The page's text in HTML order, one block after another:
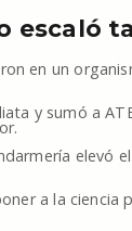
escaló
en un
y sumó a
elevó
a la ciencia